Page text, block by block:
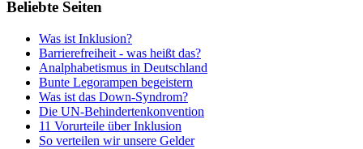
Beliebte Seiten
Was ist Inklusion?
Barrierefreiheit - was heißt das?
Analphabetismus in Deutschland
Bunte Legorampen begeistern
Was ist das Down-Syndrom?
Die UN-Behindertenkonvention
11 Vorurteile über Inklusion
So verteilen wir unsere Gelder